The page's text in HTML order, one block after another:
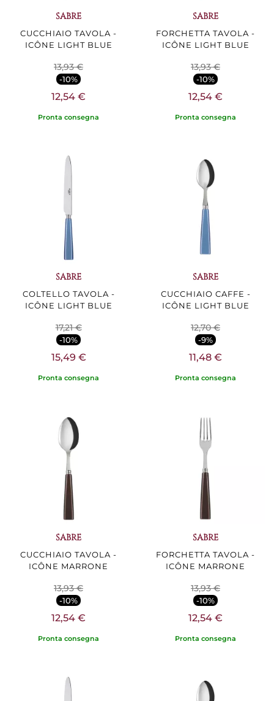
SABRE
CUCCHIAIO TAVOLA -
ICÔNE LIGHT BLUE
13,93 €
-10%
12,54 €
Pronta consegna
SABRE
FORCHETTA TAVOLA -
ICÔNE LIGHT BLUE
13,93 €
-10%
12,54 €
Pronta consegna
SABRE
COLTELLO TAVOLA -
ICÔNE LIGHT BLUE
17,21 €
-10%
15,49 €
Pronta consegna
SABRE
CUCCHIAIO CAFFE -
ICÔNE LIGHT BLUE
12,70 €
-9%
11,48 €
Pronta consegna
SABRE
CUCCHIAIO TAVOLA -
ICÔNE MARRONE
13,93 €
-10%
12,54 €
Pronta consegna
SABRE
FORCHETTA TAVOLA -
ICÔNE MARRONE
13,93 €
-10%
12,54 €
Pronta consegna